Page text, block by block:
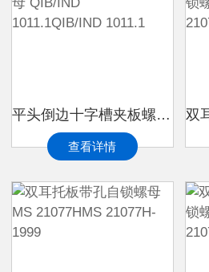
平头倒边十字槽夹板螺母 QIB/IND 1011.1QIB/IND 1011.1
查看详情